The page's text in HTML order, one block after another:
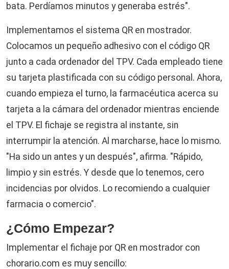
bata. Perdíamos minutos y generaba estrés".
Implementamos el sistema QR en mostrador.
Colocamos un pequeño adhesivo con el código QR
junto a cada ordenador del TPV. Cada empleado tiene
su tarjeta plastificada con su código personal. Ahora,
cuando empieza el turno, la farmacéutica acerca su
tarjeta a la cámara del ordenador mientras enciende
el TPV. El fichaje se registra al instante, sin
interrumpir la atención. Al marcharse, hace lo mismo.
"Ha sido un antes y un después", afirma. "Rápido,
limpio y sin estrés. Y desde que lo tenemos, cero
incidencias por olvidos. Lo recomiendo a cualquier
farmacia o comercio".
¿Cómo Empezar?
Implementar el fichaje por QR en mostrador con
chorario.com es muy sencillo: